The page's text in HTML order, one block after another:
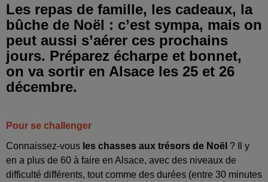
Les repas de famille, les cadeaux, la
bûche de Noël : c’est sympa, mais on
peut aussi s’aérer ces prochains
jours. Préparez écharpe et bonnet,
on va sortir en Alsace les 25 et 26
décembre.
Pour se challenger
Connaissez-vous les chasses aux trésors de Noël ? Il y
en a plus de 60 à faire en Alsace, avec des niveaux de
difficulté différents, tout comme des durées (entre 30 minutes